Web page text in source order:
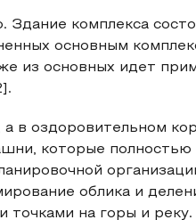
Здание комплекса
основным
из основных идет
в оздоровительном
которые
облика и
на горы и реку.